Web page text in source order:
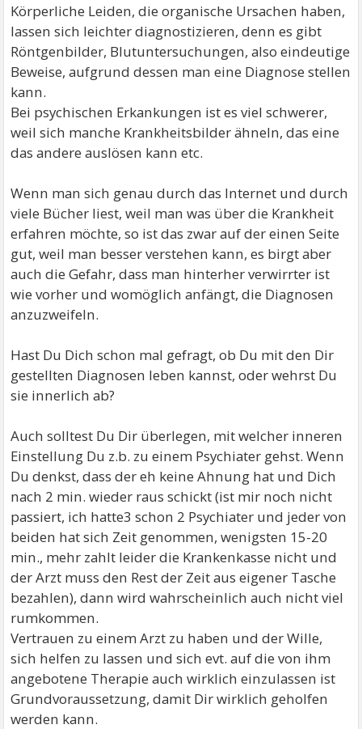
Körperliche Leiden, die organische Ursachen haben,
lassen sich leichter diagnostizieren, denn es gibt
Röntgenbilder, Blutuntersuchungen, also eindeutige
Beweise, aufgrund dessen man eine Diagnose stellen
kann.
Bei psychischen Erkankungen ist es viel schwerer,
weil sich manche Krankheitsbilder ähneln, das eine
das andere auslösen kann etc.
Wenn man sich genau durch das Internet und durch
viele Bücher liest, weil man was über die Krankheit
erfahren möchte, so ist das zwar auf der einen Seite
gut, weil man besser verstehen kann, es birgt aber
auch die Gefahr, dass man hinterher verwirrter ist
wie vorher und womöglich anfängt, die Diagnosen
anzuzweifeln.
Hast Du Dich schon mal gefragt, ob Du mit den Dir
gestellten Diagnosen leben kannst, oder wehrst Du
sie innerlich ab?
Auch solltest Du Dir überlegen, mit welcher inneren
Einstellung Du z.b. zu einem Psychiater gehst. Wenn
Du denkst, dass der eh keine Ahnung hat und Dich
nach 2 min. wieder raus schickt (ist mir noch nicht
passiert, ich hatte3 schon 2 Psychiater und jeder von
beiden hat sich Zeit genommen, wenigsten 15-20
min., mehr zahlt leider die Krankenkasse nicht und
der Arzt muss den Rest der Zeit aus eigener Tasche
bezahlen), dann wird wahrscheinlich auch nicht viel
rumkommen.
Vertrauen zu einem Arzt zu haben und der Wille,
sich helfen zu lassen und sich evt. auf die von ihm
angebotene Therapie auch wirklich einzulassen ist
Grundvoraussetzung, damit Dir wirklich geholfen
werden kann.